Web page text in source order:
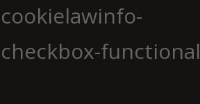
cookielawinfo-
checkbox-functional